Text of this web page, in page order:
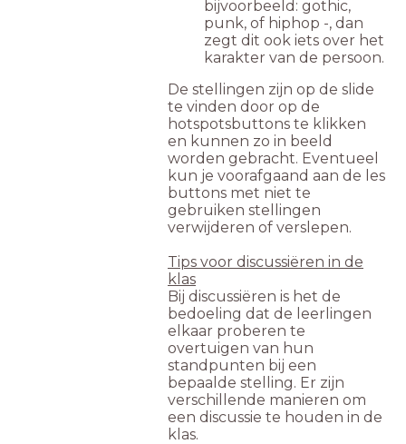
bijvoorbeeld: gothic,
punk, of hiphop -, dan
zegt dit ook iets over het
karakter van de persoon.
De stellingen zijn op de slide
te vinden door op de
hotspotsbuttons te klikken
en kunnen zo in beeld
worden gebracht. Eventueel
kun je voorafgaand aan de les
buttons met niet te
gebruiken stellingen
verwijderen of verslepen.
Tips voor discussiëren in de
klas
Bij discussiëren is het de
bedoeling dat de leerlingen
elkaar proberen te
overtuigen van hun
standpunten bij een
bepaalde stelling. Er zijn
verschillende manieren om
een discussie te houden in de
klas.